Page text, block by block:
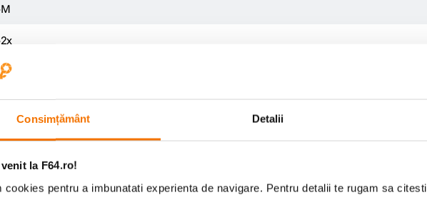
Consimțământ Detalii
la F64.ro!
cookies pentru a imbunatati experienta de navigare. Pentru detalii te rugam sa citesti
in 10 grupuri